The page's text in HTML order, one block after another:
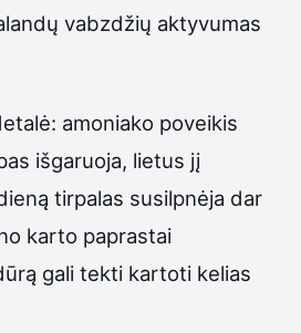
vabzdžių aktyvumas
amoniako poveikis
išgaruoja, lietus jį
tirpalas susilpnėja dar
karto paprastai
gali tekti kartoti kelias